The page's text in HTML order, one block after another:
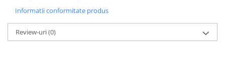
Informatii conformitate produs
Review-uri(0)